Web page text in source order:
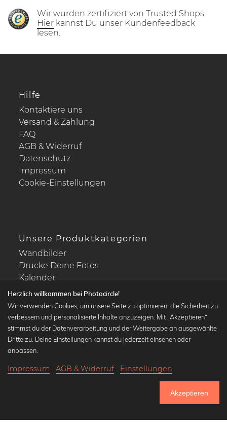
Bis Donnerstag: 20% Rabatt auf alle Bilder
Wir wurden zertifiziert von Trusted Shops.
Hier kannst Du unser Kundenfeedback
lesen.
Hilfe
Kontaktiere uns
Versand & Zahlung
FAQ
AGB & Widerruf
Datenschutz
Impressum
Cookie-Einstellungen
Unsere Produktkategorien
Wandbilder
Drucke Deine Fotos
Kalender
Beliebte Kollektionen
Wandbilder in schwarz-weiß
Klassiker der Kunstgeschichte
Herzlich willkommen bei Photocircle!
Wir verwenden Cookies, um unsere Seite zu optimieren, die Sicherheit zu
verbessern und personalisierte Inhalte anzuzeigen. Mit „Akzeptieren“
stimmst du der Datenverarbeitung und der Weitergabe an ausgewählte
Dritte zu. Deine Einstellungen kannst du jederzeit einsehen oder
anpassen.
Impressum AGB & Widerruf Einstellungen
Akzeptieren